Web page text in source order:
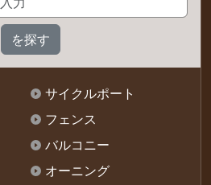
サイクルポート
フェンス
バルコニー
オーニング